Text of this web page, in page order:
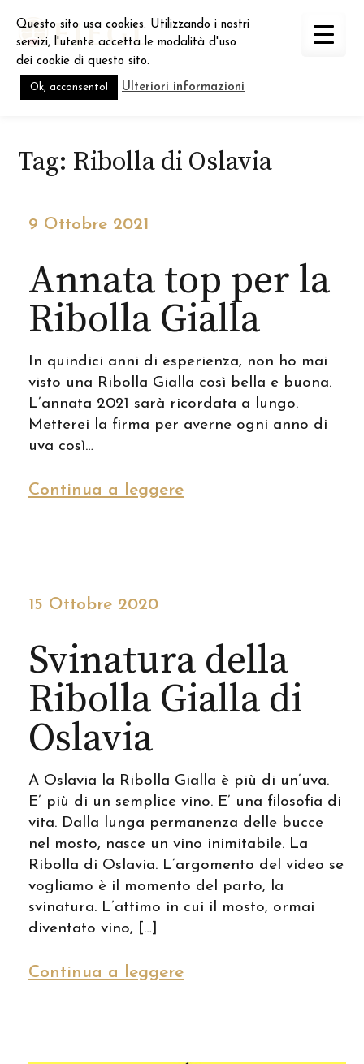
content
Tag: Ribolla di Oslavia
9 Ottobre 2021
Annata top per la
Ribolla Gialla
In quindici anni di esperienza, non ho mai
visto una Ribolla Gialla così bella e buona.
L’annata 2021 sarà ricordata a lungo.
Metterei la firma per averne ogni anno di
uva così…
Continua a leggere
15 Ottobre 2020
Svinatura della
Ribolla Gialla di
Oslavia
A Oslavia la Ribolla Gialla è più di un’uva.
E’ più di un semplice vino. E’ una filosofia di
vita. Dalla lunga permanenza delle bucce
nel mosto, nasce un vino inimitabile. La
Ribolla di Oslavia. L’argomento del video se
vogliamo è il momento del parto, la
svinatura. L’attimo in cui il mosto, ormai
diventato vino, […]
Continua a leggere
Questo sito usa cookies. Utilizzando i nostri
servizi, l'utente accetta le modalità d'uso
dei cookie di questo sito.
Ok, acconsento! Ulteriori informazioni